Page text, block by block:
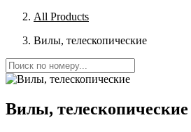
All Products
Вилы, телескопические
Вилы, телескопические